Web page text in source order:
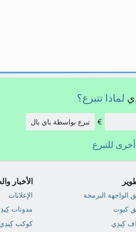
لماذا تتبرع؟
€ تبرع بواسطة باي بال
للتبرع
الواجهة البرمجة
كيوت
كِيدِي
الأخبار
الإعلانات
مدونات
كوكب كِيدِي